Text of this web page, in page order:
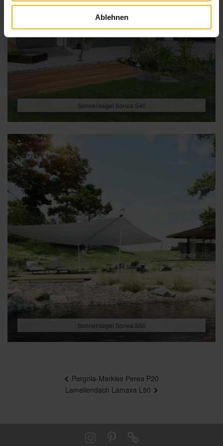
Ablehnen
Sonnensegel Sonea S40
Sonnensegel Sonea S50
Pergola-Markise Perea P20
Lamellendach Lamaxa L50